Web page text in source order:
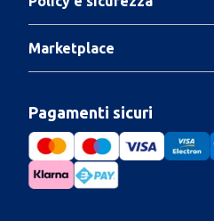
Marketplace
Pagamenti sicuri